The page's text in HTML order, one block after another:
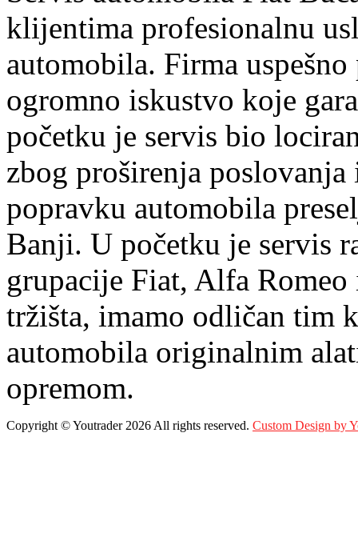
klijentima profesionalnu
automobila. Firma
ogromno iskustvo koje
početku je servis bio
zbog proširenja poslovanja
popravku automobila
Banji. U početku je servis
grupacije Fiat, Alfa
tržišta, imamo odličan tim
automobila originalnim
opremom.
Copyright ©Youtrader2026 All rights reserved. Custom Design by